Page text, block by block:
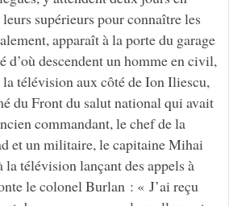
supérieurs pour connaître les
apparaît à la porte du garage
d’où descendent un homme en civil,
télévision aux côté de Ion Iliescu,
du Front du salut national qui avait
commandant, le chef de la
et un militaire, le capitaine Mihai
télévision lançant des appels à
le colonel Burlan : « J’ai reçu